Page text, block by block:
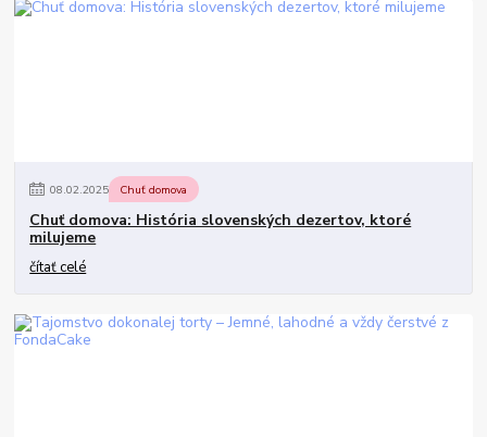
08.02.2025 Chuť domova
Chuť domova: História slovenských dezertov, ktoré
milujeme
čítať celé